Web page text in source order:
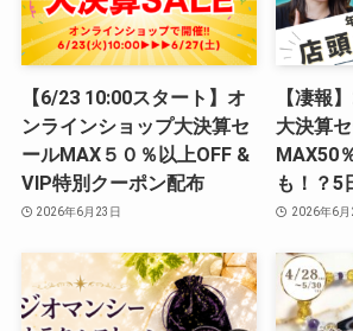
【6/23 10:00スタート】オ
ンラインショップ大決算セ
ールMAX５０％以上OFF &
VIP特別クーポン配布
2026年6月23日
【凄報
大決算
MAX50
も！？5
2026年6月